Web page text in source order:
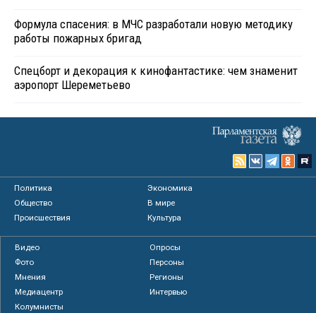
Формула спасения: в МЧС разработали новую методику
работы пожарных бригад
Спецборт и декорация к кинофантастике: чем знаменит
аэропорт Шереметьево
Политика
Экономика
Общество
В мире
Происшествия
Культура
Видео
Опросы
Фото
Персоны
Мнения
Регионы
Медиацентр
Интервью
Колумнисты